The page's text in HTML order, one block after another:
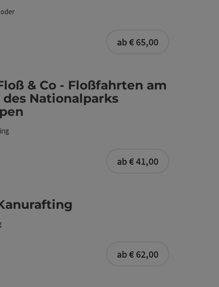
ab € 65,00
& Co - Floßfahrten am
des Nationalparks
ab € 41,00
ab € 62,00